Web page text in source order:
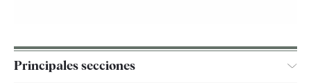
Principales secciones